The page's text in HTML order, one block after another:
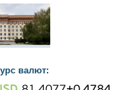
валют: